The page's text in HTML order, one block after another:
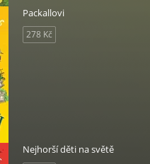
Packallovi
278 Kč
Nejhorší děti na světě